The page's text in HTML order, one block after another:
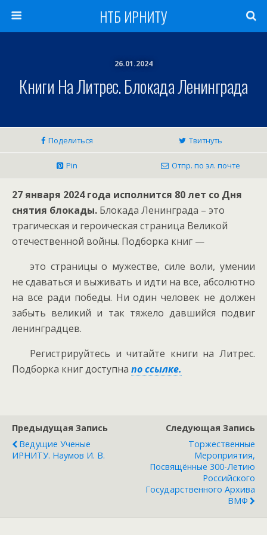
НТБ ИРНИТУ
26.01.2024
Книги На Литрес. Блокада Ленинграда
Поделиться Твитнуть
Pin Отпр. по эл. почте
27 января 2024 года исполнится 80 лет со Дня
снятия блокады. Блокада Ленинграда – это
трагическая и героическая страница Великой
отечественной войны. Подборка книг —
это страницы о мужестве, силе воли, умении
не сдаваться и выживать и идти на все, абсолютно
на все ради победы. Ни один человек не должен
забыть великий и так тяжело давшийся подвиг
ленинградцев.
Регистрируйтесь и читайте книги на Литрес.
Подборка книг доступна по ссылке.
Предыдущая Запись
Ведущие Ученые
ИРНИТУ. Наумов И. В.
Следующая Запись
Торжественные
Мероприятия,
Посвящённые 300-Летию
Российского
Государственного Архива
ВМФ